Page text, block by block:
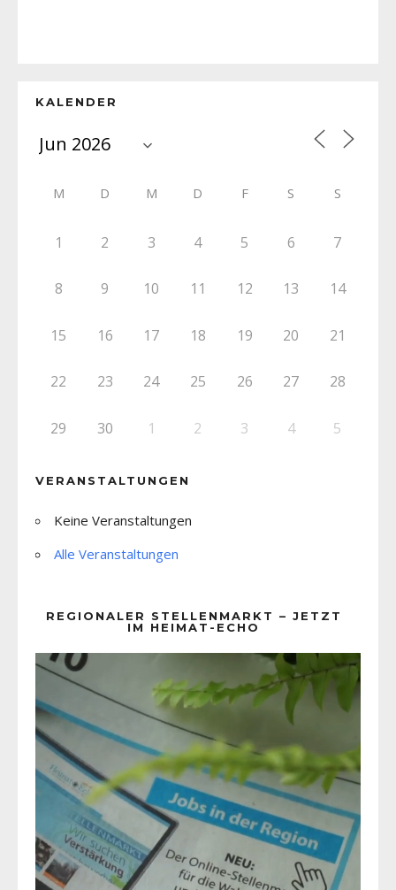
KALENDER
M D M D F S S
1 2 3 4 5 6 7
8 9 10 11 12 13 14
15 16 17 18 19 20 21
22 23 24 25 26 27 28
29 30 1 2 3 4 5
VERANSTALTUNGEN
Keine Veranstaltungen
Alle Veranstaltungen
REGIONALER STELLENMARKT – JETZT
IM HEIMAT-ECHO
Player